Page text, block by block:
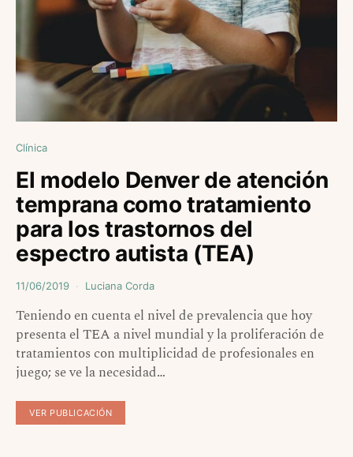
Clínica
El modelo Denver de atención
temprana como tratamiento
para los trastornos del
espectro autista (TEA)
11/06/2019 Luciana Corda
Teniendo en cuenta el nivel de prevalencia que hoy
presenta el TEA a nivel mundial y la proliferación de
tratamientos con multiplicidad de profesionales en
juego; se ve la necesidad…
VER PUBLICACIÓN